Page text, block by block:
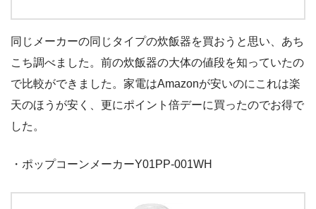
同じメーカーの同じタイプの炊飯器を買おうと思い、あち
こち調べました。前の炊飯器の大体の値段を知っていたの
で比較ができました。家電はAmazonが安いのにこれは楽
天のほうが安く、更にポイント倍デーに買ったのでお得で
した。
・ポップコーンメーカーY01PP-001WH